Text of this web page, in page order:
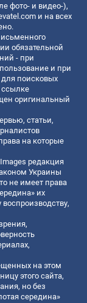
фото- и видео-),
и на всех
обязательной
- при
и при
поисковых
ссылке
оригинальный
статьи,
на которые
редакция
Украины
не имеет права
их
на этом
этого сайта,
но без
середина»